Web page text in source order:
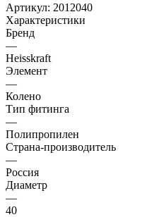
Артикул: 2012040
Характеристики
Бренд
—
Heisskraft
Элемент
—
Колено
Тип фитинга
—
Полипропилен
Страна-производитель
—
Россия
Диаметр
—
40